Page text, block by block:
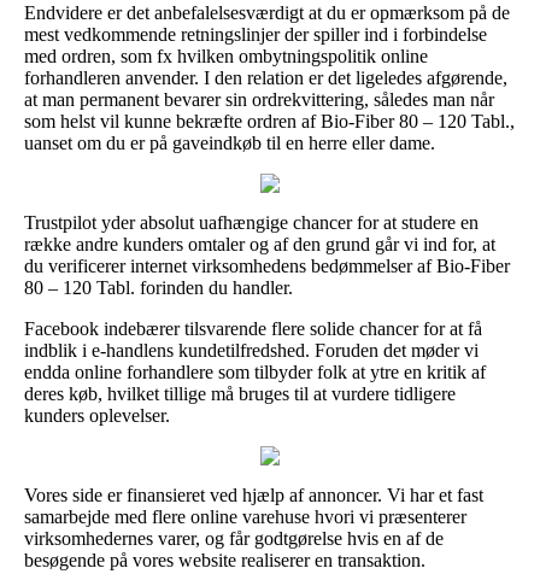
Endvidere er det anbefalelsesværdigt at du er opmærksom på de
mest vedkommende retningslinjer der spiller ind i forbindelse
med ordren, som fx hvilken ombytningspolitik online
forhandleren anvender. I den relation er det ligeledes afgørende,
at man permanent bevarer sin ordrekvittering, således man når
som helst vil kunne bekræfte ordren af Bio-Fiber 80 – 120 Tabl.,
uanset om du er på gaveindkøb til en herre eller dame.
Trustpilot yder absolut uafhængige chancer for at studere en
række andre kunders omtaler og af den grund går vi ind for, at
du verificerer internet virksomhedens bedømmelser af Bio-Fiber
80 – 120 Tabl. forinden du handler.
Facebook indebærer tilsvarende flere solide chancer for at få
indblik i e-handlens kundetilfredshed. Foruden det møder vi
endda online forhandlere som tilbyder folk at ytre en kritik af
deres køb, hvilket tillige må bruges til at vurdere tidligere
kunders oplevelser.
Vores side er finansieret ved hjælp af annoncer. Vi har et fast
samarbejde med flere online varehuse hvori vi præsenterer
virksomhedernes varer, og får godtgørelse hvis en af de
besøgende på vores website realiserer en transaktion.